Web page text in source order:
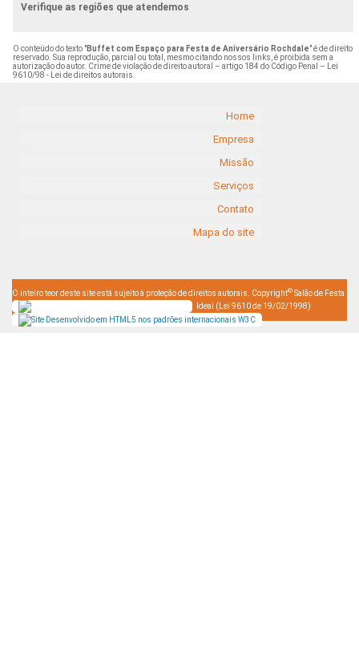
Verifique as regiões que atendemos
O conteúdo do texto "Buffet com Espaço para Festa de Aniversário Rochdale" é de direito
reservado. Sua reprodução, parcial ou total, mesmo citando nossos links, é proibida sem a
autorização do autor. Crime de violação de direito autoral – artigo 184 do Código Penal –
Lei
9610/98 - Lei de direitos autorais
Home
Empresa
Missão
Serviços
Contato
Mapa do site
O inteiro teor deste site está sujeito à proteção de direitos autorais. Copyright© Salão de Festa
Ideal (Lei 9610 de 19/02/1998)